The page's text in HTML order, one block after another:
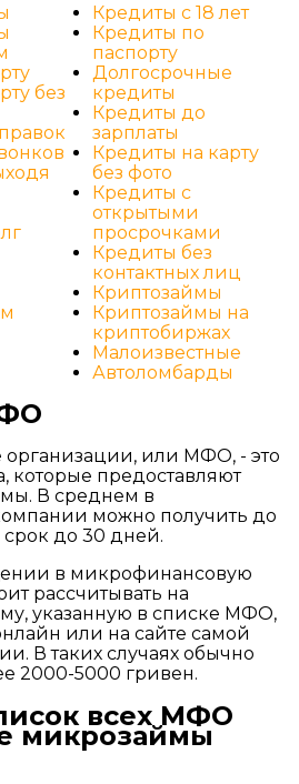
без
Кредиты с 18 лет
Кредиты по
паспорту
Долгосрочные
кредиты
Кредиты до
зарплаты
Кредиты на карту
без фото
Кредиты с
открытыми
просрочками
Кредиты без
контактных лиц
Криптозаймы
Криптозаймы на
криптобиржах
Малоизвестные
Автоломбарды
или МФО, - это
предоставляют
В среднем в
можно получить до
до 30 дней.
в микрофинансовую
рассчитывать на
указанную в списке МФО,
или на сайте самой
В таких случаях обычно
2000-5000 гривен.
всех МФО
микрозаймы